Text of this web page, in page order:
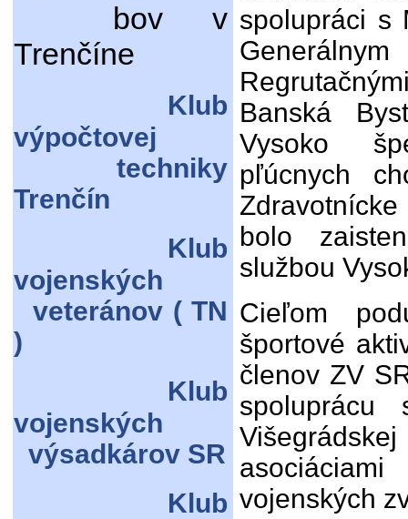
bov v
Trenčíne
Klub
výpočtovej
techniky
Trenčín
Klub
vojenských
veteránov ( TN
)
Klub
vojenských
výsadkárov SR
Klub
spolupráci s
Banská
Vysoko
pľúcnych
bolo
službou
Cieľom
športové
členov ZV
vojenských